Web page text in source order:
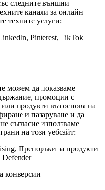
следните външни
канали за онлайн
техните услуги:
Pinterest, TikTok
можем да показваме
промоции с
продукти въз основа на
и пазаруване и да
съгласие използваме
на този уебсайт:
Препоръки за продукти
Defender
конверсии